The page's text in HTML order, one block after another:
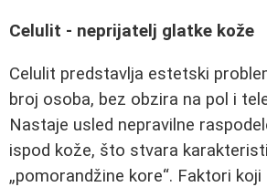
Celulit - neprijatelj glatke kože
Celulit predstavlja estetski
broj osoba, bez obzira na pol i
Nastaje usled nepravilne
ispod kože, što stvara
„pomorandžine kore“. Faktori